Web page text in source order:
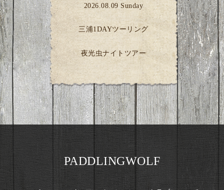
2026.08.09 Sunday
三浦1DAYツーリング
夜光虫ナイトツアー
PADDLINGWOLF